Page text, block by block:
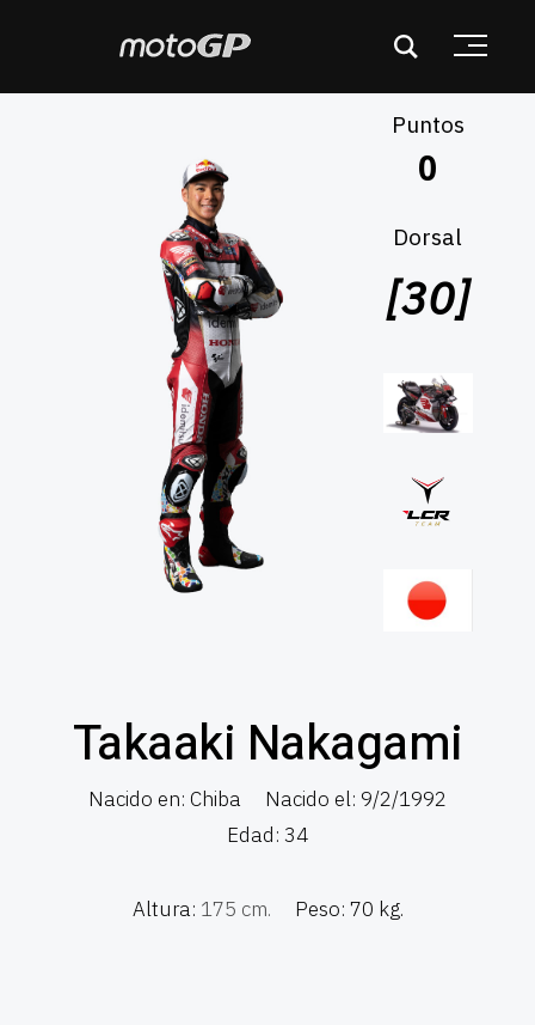
Puntos
Dorsal
[30]
Takaaki Nakagami
Nacido en: Chiba
Nacido el: 9/2/1992
Edad: 34
Altura: 175 cm. Peso: 70 kg.